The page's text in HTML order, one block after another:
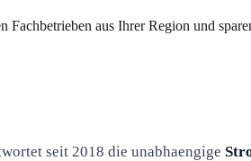
aus Ihrer Region und
seit 2018 die unabhaengige